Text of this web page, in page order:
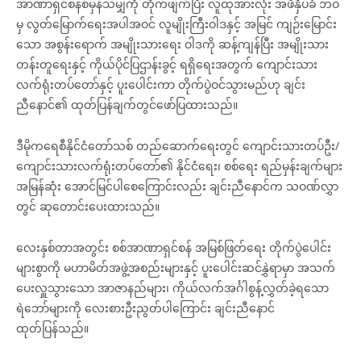
အာဏာရှင်စနစ်မှန်သမျှကို တိုက်ဖျက်ပြီး လူထုအားလုံး အဖိနှိပ်ခံ ဘဝ
မှ လွတ်မြောက်ရေးအပါအဝင် လူမျိုးကြီးဝါဒနှင့် အမြင် ကျဉ်းမြောင်း
သော အစွန်းရောက် အမျိုးသားရေး ဝါဒကို ဆန့်ကျန်ပြီး အမျိုးသား
တန်းတူရေးနှင့် ကိုယ်ပိုင်ပြဌာန်းခွင့် ရရှိရေးအတွက် ကျောင်းသား
လက်ရုံးတပ်တော်နှင့် ပူးပေါင်းကာ တိုက်ပွဲဝင်သွားမည်ဟု ချင်း
ညီနောင်၏ ထုတ်ပြန်ချက်တွင်ဖော်ပြထားသည်။
ဒီမိုကရေစီနိုင်ငံတော်သစ် တည်ဆောက်ရေးတွင် ကျောင်းသားတပ်ဦး/
ကျောင်းသားလက်ရုံးတပ်တော်၏ နိုင်ငံရေး၊ စစ်ရေး ရည်မှန်းချက်များ
အမြန်ဆုံး အောင်မြင်ပါစေကြောင်းလည်း ချင်းညီနောင်က သဝဏ်လွှာ
တွင် ဆုတောင်းပေးထားသည်။
လေးနှစ်တာအတွင်း စစ်အာဏာရှင်စန် အမြစ်ဖြတ်ရေး တိုက်ပွဲပေါင်း
များစွာကို မဟာမိတ်အဖွဲ့အစည်းများနှင့် ပူးပေါင်းဆင်နွှဲရာမှာ အသက်
ပေးလှူသွားသော အာဇာနည်များ၊ ကိုယ်လက်အင်္ဂါစွန့်လွှတ်ခဲ့ရသော
ရဲဘော်များကို လေးစားဦးညွတ်ပါကြောင်း ချင်းညီနောင်
ထုတ်ပြန်သည်။